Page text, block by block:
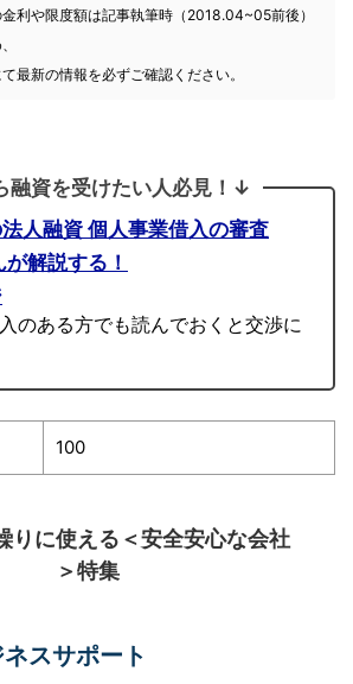
利や限度額は記事執筆時（2018.04~05前後）
最新の情報を必ずご確認ください。
融資を受けたい人必見！↓
人融資 個人事業借入の審査
解説する！
のある方でも読んでおくと交渉に
100
りに使える＜安全安心な会社
＞特集
スサポート